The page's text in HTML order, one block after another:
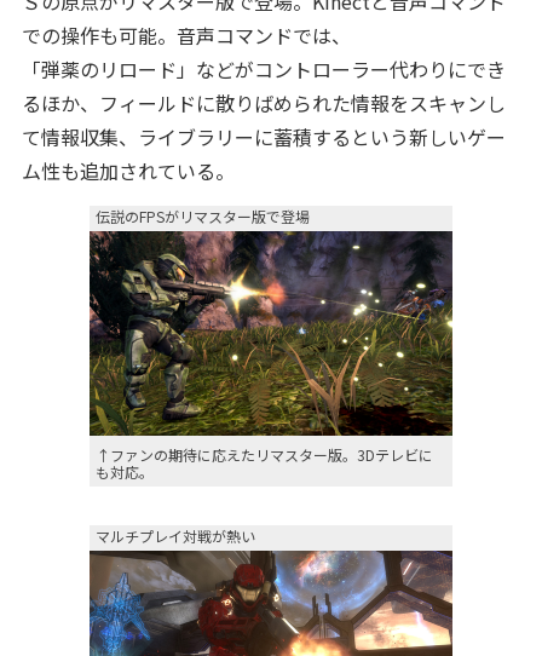
での操作も可能。音声コマンドでは、
「弾薬のリロード」などがコントローラー代わりにでき
るほか、フィールドに散りばめられた情報をスキャンし
て情報収集、ライブラリーに蓄積するという新しいゲー
ム性も追加されている。
伝説のFPSがリマスター版で登場
↑ファンの期待に応えたリマスター版。3Dテレビに
も対応。
マルチプレイ対戦が熱い